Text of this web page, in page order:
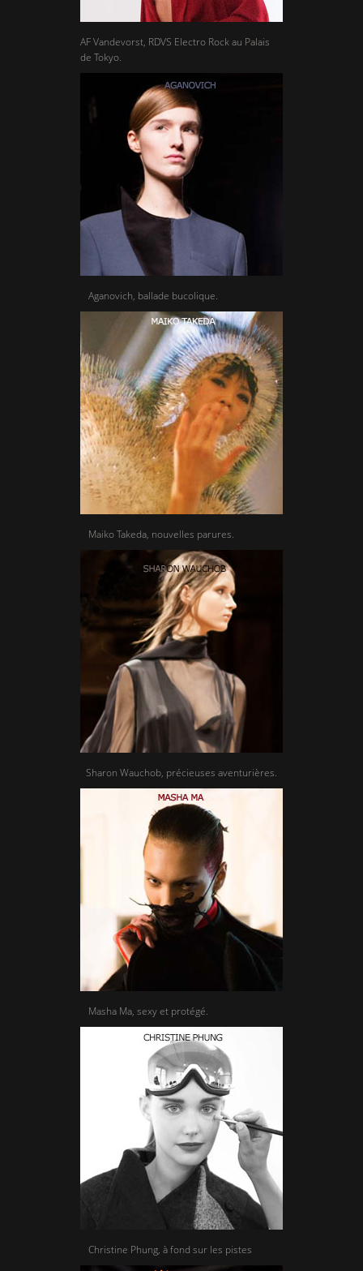
AF Vandevorst, RDVS Electro Rock au Palais
de Tokyo.
Aganovich, ballade bucolique.
Maiko Takeda, nouvelles parures.
Sharon Wauchob, précieuses aventurières.
Masha Ma, sexy et protégé.
Christine Phung, à fond sur les pistes